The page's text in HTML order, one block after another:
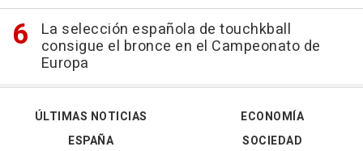
La selección española de touchkball
consigue el bronce en el Campeonato de
Europa
ÚLTIMAS NOTICIAS
ESPAÑA
ECONOMÍA
SOCIEDAD